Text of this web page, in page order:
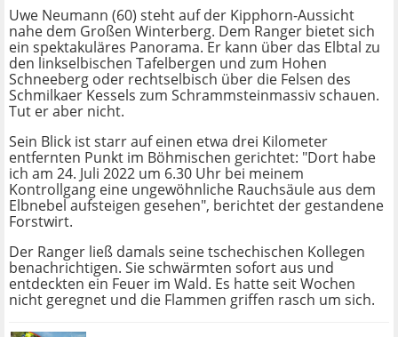
Uwe Neumann (60) steht auf der Kipphorn-Aussicht
nahe dem Großen Winterberg. Dem Ranger bietet sich
ein spektakuläres Panorama. Er kann über das Elbtal zu
den linkselbischen Tafelbergen und zum Hohen
Schneeberg oder rechtselbisch über die Felsen des
Schmilkaer Kessels zum Schrammsteinmassiv schauen.
Tut er aber nicht.
Sein Blick ist starr auf einen etwa drei Kilometer
entfernten Punkt im Böhmischen gerichtet: "Dort habe
ich am 24. Juli 2022 um 6.30 Uhr bei meinem
Kontrollgang eine ungewöhnliche Rauchsäule aus dem
Elbnebel aufsteigen gesehen", berichtet der gestandene
Forstwirt.
Der Ranger ließ damals seine tschechischen Kollegen
benachrichtigen. Sie schwärmten sofort aus und
entdeckten ein Feuer im Wald. Es hatte seit Wochen
nicht geregnet und die Flammen griffen rasch um sich.